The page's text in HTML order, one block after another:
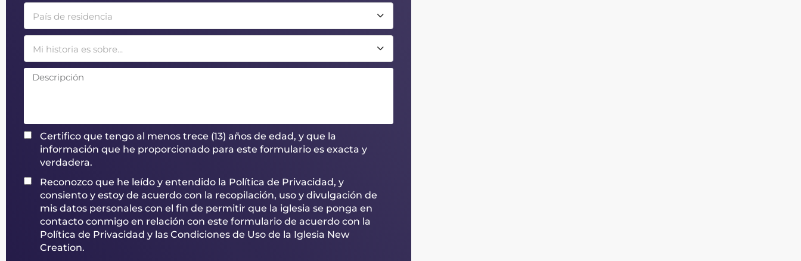
País de residencia
Mi historia es sobre...
Certifico que tengo al menos trece (13) años de edad, y que la
información que he proporcionado para este formulario es exacta y
verdadera.
Reconozco que he leído y entendido la Política de Privacidad, y
consiento y estoy de acuerdo con la recopilación, uso y divulgación de
mis datos personales con el fin de permitir que la iglesia se ponga en
contacto conmigo en relación con este formulario de acuerdo con la
Política de Privacidad y las Condiciones de Uso de la Iglesia New
Creation.